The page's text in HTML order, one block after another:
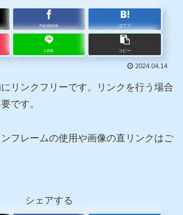
Facebook はてブ
LINE コピー
2024.04.14
リンクフリーです。リンクを行う場合
です。
フレームの使用や画像の直リンクはご
シェアする